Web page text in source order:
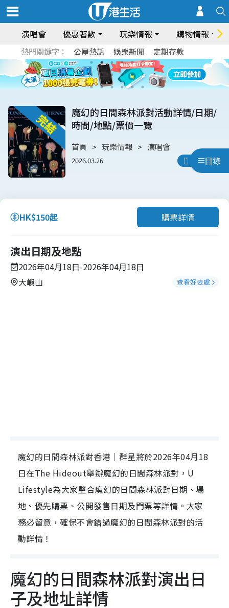
演唱會 優惠著數 玩樂情報 購物情報
熱門關鍵字： 公屋熱話 娛樂新聞 定期存款
目錄
魔幻的日間森林派對活動詳情/日期/
時間/地點/票價一覽
首頁 玩樂情報 演唱會
2026.03.26 用App睇
HK$150起 購票詳情
演出日期及地點
2026年04月18日-2026年04月18日
大嶼山
查看好去處
魔幻的日間森林派對香港｜群星將於2026年04月18
日在The Hideout舉辦魔幻的日間森林派對，U
Lifestyle為大家整合魔幻的日間森林派對日期、場
地、優先購票、公開發售日期及門票等詳情。大家
務必留意，確保不會錯過魔幻的日間森林派對的活
動詳情！
魔幻的日間森林派對演出日
子及地址詳情